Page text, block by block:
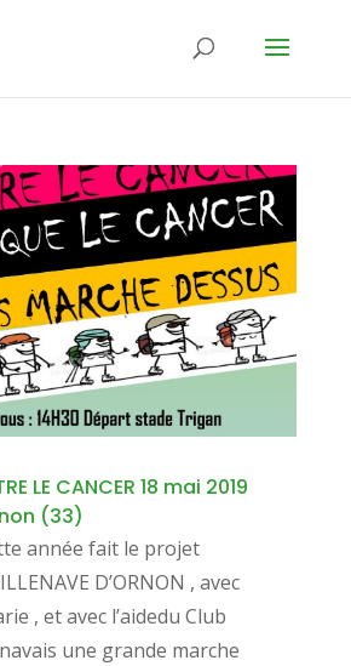
LE CANCER 18 mai 2019
(33)
année fait le projet
D’ORNON , avec
, et avec l’aidedu Club
une grande marche